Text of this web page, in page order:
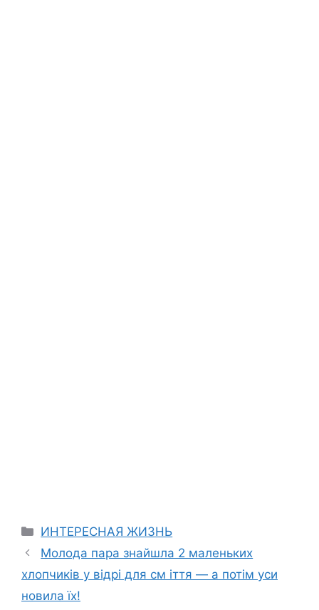
Categories
ИНТЕРЕСНАЯ ЖИЗНЬ
Молода пара знайшла 2 маленьких
хлопчиків у відрі для см іття — а потім уси
новила їх!